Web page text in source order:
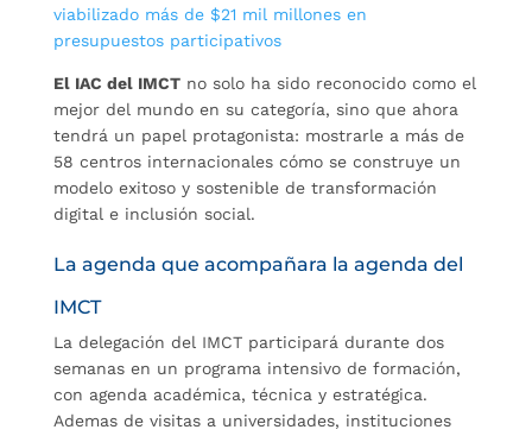
viabilizado más de $21 mil millones en
presupuestos participativos
El IAC del IMCTno solo ha sido reconocido como el
mejor del mundo en su categoría, sino que ahora
tendrá un papel protagonista: mostrarle a más de
58 centros internacionales cómo se construye un
modelo exitoso y sostenible de transformación
digital e inclusión social.
La agenda que acompañara la agenda del
IMCT
La delegación del IMCT participará durante dos
semanas en un programa intensivo de formación,
con agenda académica, técnica y estratégica.
Ademas de visitas a universidades, instituciones